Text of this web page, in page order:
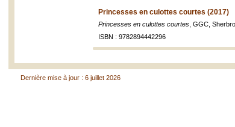
Princesses en culottes courtes (2017)
Princesses en culottes courtes , GGC,
ISBN : 9782894442296
Dernière mise à jour : 6 juillet 2026